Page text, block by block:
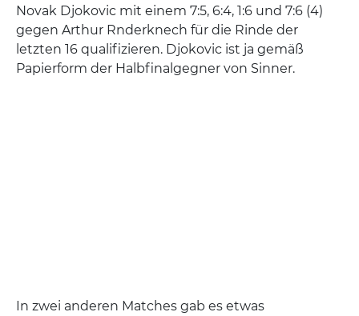
Novak Djokovic mit einem 7:5, 6:4, 1:6 und 7:6 (4)
gegen Arthur Rnderknech für die Rinde der
letzten 16 qualifizieren. Djokovic ist ja gemäß
Papierform der Halbfinalgegner von Sinner.
In zwei anderen Matches gab es etwas